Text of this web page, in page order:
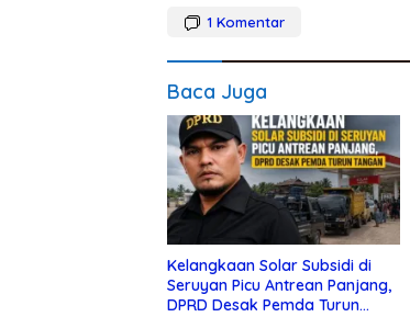
1 Komentar
Baca Juga
Kelangkaan Solar Subsidi di
Seruyan Picu Antrean Panjang,
DPRD Desak Pemda Turun